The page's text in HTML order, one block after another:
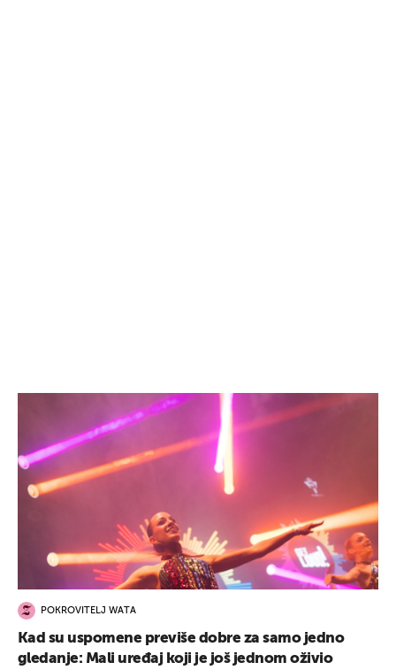
POKROVITELJ WATA
Kad su uspomene previše dobre za samo jedno
gledanje: Mali uređaj koji je još jednom oživio